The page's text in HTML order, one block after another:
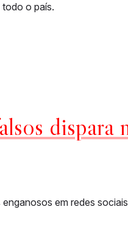
o país.
dispara
em redes